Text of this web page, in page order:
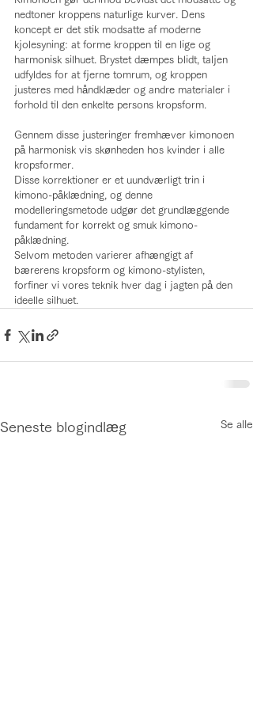
nedtoner kroppens naturlige kurver. Dens
koncept er det stik modsatte af moderne
kjolesyning: at forme kroppen til en lige og
harmonisk silhuet. Brystet dæmpes blidt, taljen
udfyldes for at fjerne tomrum, og kroppen
justeres med håndklæder og andre materialer i
forhold til den enkelte persons kropsform.
Gennem disse justeringer fremhæver kimonoen
på harmonisk vis skønheden hos kvinder i alle
kropsformer.
Disse korrektioner er et uundværligt trin i
kimono-påklædning, og denne
modelleringsmetode udgør det grundlæggende
fundament for korrekt og smuk kimono-
påklædning.
Selvom metoden varierer afhængigt af
bærerens kropsform og kimono-stylisten,
forfiner vi vores teknik hver dag i jagten på den
ideelle silhuet.
Seneste blogindlæg Se alle